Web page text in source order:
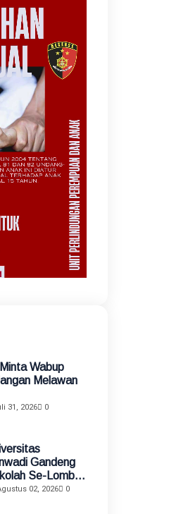
Wabup
Melawan
31, 2026 0
Gandeng
Se-Lombok
02, 2026 0